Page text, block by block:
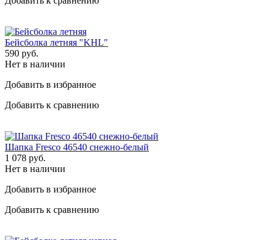
Бейсболка летняя "KHL"
590 руб.
Нет в наличии
Добавить в избранное
Добавить к сравнению
Шапка Fresco 46540 снежно-белый
1 078 руб.
Нет в наличии
Добавить в избранное
Добавить к сравнению